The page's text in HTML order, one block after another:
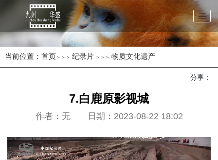
当前位置： 首页＞＞＞ 纪录片 ＞＞＞ 物质文化遗产
分享：
7.白鹿原影视城
作者：无 日期：2023-08-22 18:02